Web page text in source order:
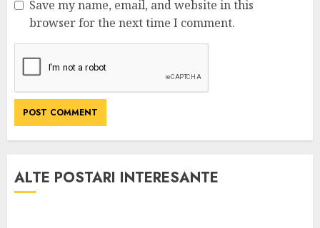
Save my name, email, and website in this
browser for the next time I comment.
ALTE POSTARI INTERESANTE